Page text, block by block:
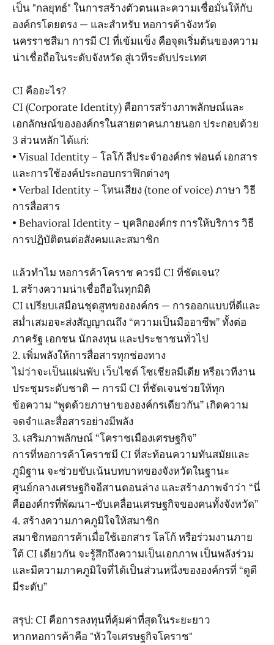
เป็น "กลยุทธ์" ในการสร้างตัวตนและความเชื่อมั่นให้กับ
องค์กรโดยตรง — และสำหรับ หอการค้าจังหวัด
นครราชสีมา การมี CI ที่เข้มแข็ง คือจุดเริ่มต้นของความ
น่าเชื่อถือในระดับจังหวัด สู่เวทีระดับประเทศ
CI คืออะไร?
CI (Corporate Identity) คือการสร้างภาพลักษณ์และ
เอกลักษณ์ขององค์กรในสายตาคนภายนอก ประกอบด้วย
3 ส่วนหลัก ได้แก่:
• Visual Identity – โลโก้ สีประจำองค์กร ฟอนต์ เอกสาร
และการใช้องค์ประกอบกราฟิกต่างๆ
• Verbal Identity – โทนเสียง (tone of voice) ภาษา วิธี
การสื่อสาร
• Behavioral Identity – บุคลิกองค์กร การให้บริการ วิธี
การปฏิบัติตนต่อสังคมและสมาชิก
แล้วทำไม หอการค้าโคราช ควรมี CI ที่ชัดเจน?
1. สร้างความน่าเชื่อถือในทุกมิติ
CI เปรียบเสมือนชุดสูทขององค์กร — การออกแบบที่ดีและ
สม่ำเสมอจะส่งสัญญาณถึง “ความเป็นมืออาชีพ” ทั้งต่อ
ภาครัฐ เอกชน นักลงทุน และประชาชนทั่วไป
2. เพิ่มพลังให้การสื่อสารทุกช่องทาง
ไม่ว่าจะเป็นแผ่นพับ เว็บไซต์ โซเชียลมีเดีย หรือเวทีงาน
ประชุมระดับชาติ — การมี CI ที่ชัดเจนช่วยให้ทุก
ข้อความ “พูดด้วยภาษาขององค์กรเดียวกัน” เกิดความ
จดจำและสื่อสารอย่างมีพลัง
3. เสริมภาพลักษณ์ “โคราชเมืองเศรษฐกิจ”
การที่หอการค้าโคราชมี CI ที่สะท้อนความทันสมัยและ
ภูมิฐาน จะช่วยขับเน้นบทบาทของจังหวัดในฐานะ
ศูนย์กลางเศรษฐกิจอีสานตอนล่าง และสร้างภาพจำว่า “นี่
คือองค์กรที่พัฒนา-ขับเคลื่อนเศรษฐกิจของคนทั้งจังหวัด”
4. สร้างความภาคภูมิใจให้สมาชิก
สมาชิกหอการค้าเมื่อใช้เอกสาร โลโก้ หรือร่วมงานภาย
ใต้ CI เดียวกัน จะรู้สึกถึงความเป็นเอกภาพ เป็นพลังร่วม
และมีความภาคภูมิใจที่ได้เป็นส่วนหนึ่งขององค์กรที่ “ดูดี
มีระดับ”
สรุป: CI คือการลงทุนที่คุ้มค่าที่สุดในระยะยาว
หากหอการค้าคือ "หัวใจเศรษฐกิจโคราช"